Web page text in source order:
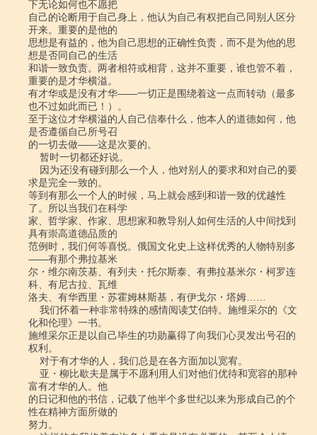
下无论如何也不愿把
自己的论断用于自己身上，他认为自己有权把自己同别人区分
开来。重要的是他的
思想是有益的，他为自己思想的正确性负责，而不是为他的思
想是否同自己的生活
和谐一致负责。两者相符或相背，这并不重要，谁也管不着，
重要的是才华横溢。
有才华或是没有才华――一切正是围绕着这一点而转动（最多
也不过如此而已！）。
至于这位才华横溢的人自己信奉什么，他本人的道德如何，他
是否遵循自己所号召
的一切去做――这是次要的。
求是完全一致的。
等到有那么一个人的时候，马上就会感到和谐一致的优越性
了。所以当我们在科学
家、哲学家、作家、思想家和教导别人如何生活的人中间找到
具有崇高道德品质的
范例时，我们何等喜悦。俄国文化史上这样优秀的人物特别多
――有那个弗拉基米
尔・维尔南茨基、有列夫・托尔斯泰、有弗拉基米尔・柯罗连
科、有尼古拉、瓦维
洛夫、有华西里・苏霍姆林斯基，有伊戈尔・塔姆……
化和伦理》一书。
施维采尔正是以自己毕生的功勋赢得了向我们心灵发出号召的
权利。
富有才华的人。他
的日记和他的书信，记载了他半个多世纪以来为形成自己的个
性在精神方面所做的
努力。